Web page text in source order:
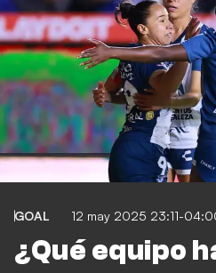
GOAL 12 may 2025 23:11-
¿Qué equipo